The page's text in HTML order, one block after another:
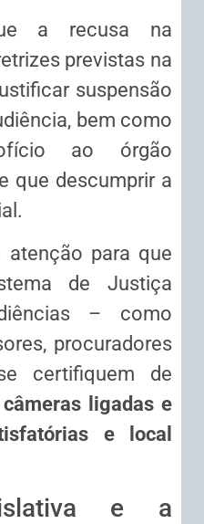
a recusa na
previstas na
suspensão
bem como
ao órgão
que descumprir a
atenção para que
de Justiça
– como
procuradores
certifiquem de
câmeras ligadas e
e local
e a